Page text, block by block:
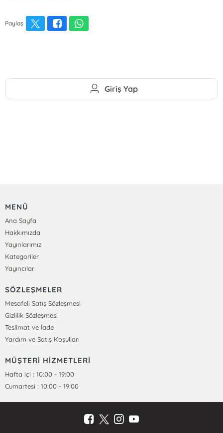
Paylaş
Giriş Yap
MENÜ
Ana Sayfa
Hakkımızda
Yayınlarımız
Kategoriler
Yayıncılar
SÖZLEŞMELER
Mesafeli Satış Sözleşmesi
Gizlilik Sözleşmesi
Teslimat ve İade
Yardım ve Satış Koşulları
MÜŞTERİ HİZMETLERİ
Hafta içi : 10:00 - 19:00
Cumartesi : 10:00 - 19:00